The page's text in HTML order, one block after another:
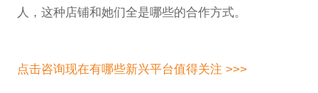
人，这种店铺和她们全是哪些的合作方式。
点击咨询现在有哪些新兴平台值得关注 >>>